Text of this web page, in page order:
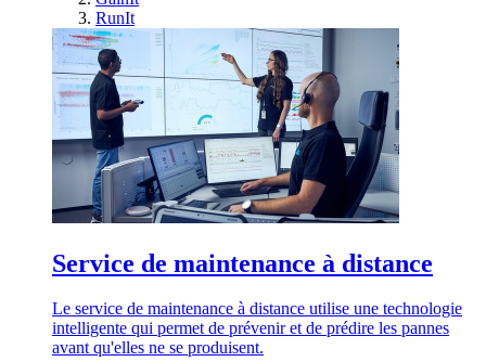
RunIt
Service de maintenance à distance
Le service de maintenance à distance utilise une technologie
intelligente qui permet de prévenir et de prédire les pannes
avant qu'elles ne se produisent.